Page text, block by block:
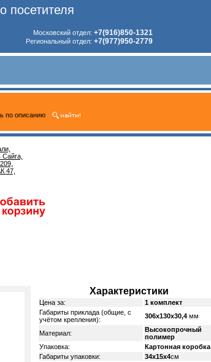
посетителя
Московский отдел: +7(916)850-1321
Региональный отдел: +7(977)950-2779
по описанию
47,
Характеристики
Цена за:
1 комплект
Габариты приклада (общие, с
учётом крепления):
306х130х30,4мм
Материал:
Высокопрочный
полимер
Упаковка:
Картонная коробка
Габариты упаковки:
34х15х4см